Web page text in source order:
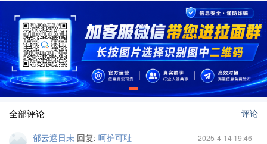
全部评论 评论
郁云遮日未 回复: 呵护可耻 2025-4-14 19:46